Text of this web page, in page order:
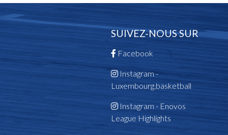
1985
Vainqueur Coupe des Dames
Champion des Cadettes
Champion des Dames
Champion des Cadettes
Champion des Filles Scolaires
1982
SUIVEZ-NOUS SUR
Facebook
Instagram -
Luxembourg.basketball
Instagram - Enovos
League Highlights